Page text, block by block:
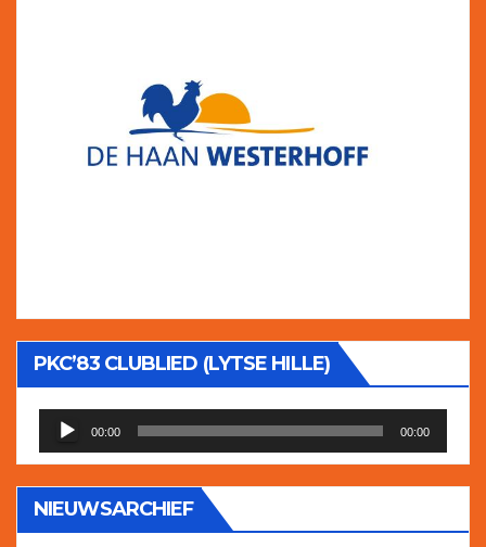
PKC’83 CLUBLIED (LYTSE HILLE)
Audiospeler
00:00 00:00
NIEUWSARCHIEF